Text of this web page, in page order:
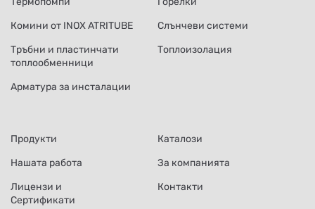
Комини от INOX ATRITUBE
Слънчеви системи
Тръбни и пластинчати
топлообменници
Топлоизолация
Арматура за инсталации
Продукти
Каталози
Нашата работа
За компанията
Лицензи и
Сертификати
Контакти